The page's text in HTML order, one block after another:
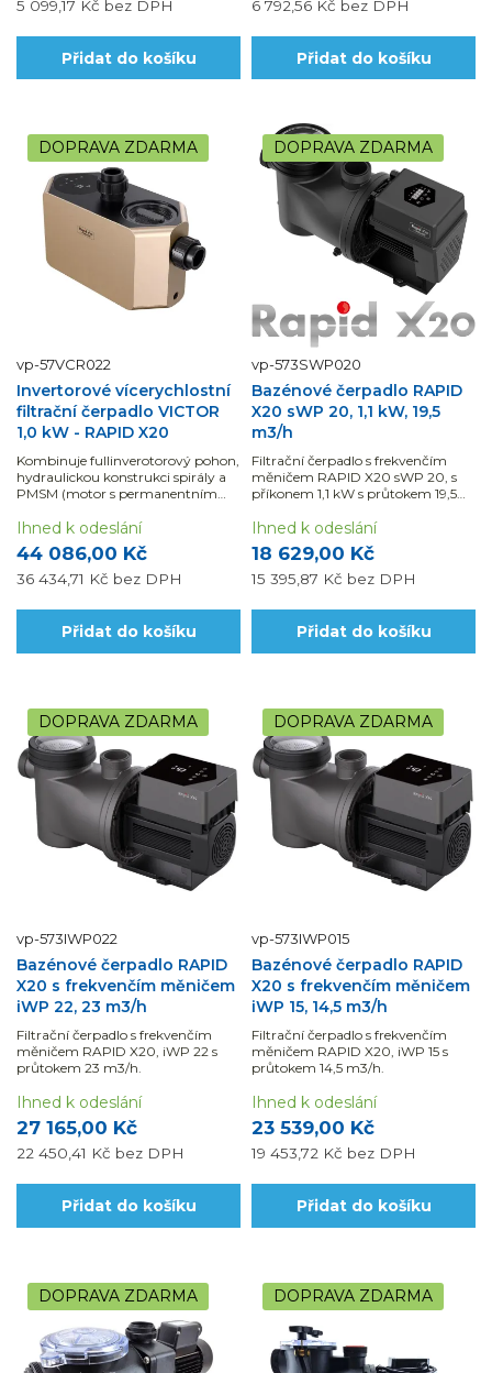
5 099,17 Kč bez DPH
Přidat do košíku
6 792,56 Kč bez DPH
Přidat do košíku
DOPRAVA ZDARMA
vp-57VCR022
Invertorové vícerychlostní
filtrační čerpadlo VICTOR
1,0 kW - RAPID X20
Kombinuje fullinverotorový pohon,
hydraulickou konstrukci spirály a
PMSM (motor s permanentním
výpočtům za vteřinu a přesnosti
motoru vytváří InverSilence
energeticky velmi...
44 086,00 Kč
36 434,71 Kč bez DPH
Ihned k odeslání
Přidat do košíku
DOPRAVA ZDARMA
vp-573SWP020
Bazénové čerpadlo RAPID
X20 sWP 20, 1,1 kW, 19,5
m3/h
Filtrační čerpadlo s frekvenčím
měničem RAPID X20 sWP 20, s
příkonem 1,1 kW s průtokem 19,5
18 629,00 Kč
15 395,87 Kč bez DPH
Ihned k odeslání
Přidat do košíku
DOPRAVA ZDARMA
vp-573IWP022
Bazénové čerpadlo RAPID
X20 s frekvenčím měničem
iWP 22, 23 m3/h
Filtrační čerpadlo s frekvenčím
měničem RAPID X20, iWP 22 s
průtokem 23 m3/h.
27 165,00 Kč
22 450,41 Kč bez DPH
Ihned k odeslání
Přidat do košíku
DOPRAVA ZDARMA
vp-573IWP015
Bazénové čerpadlo RAPID
X20 s frekvenčím měničem
iWP 15, 14,5 m3/h
Filtrační čerpadlo s frekvenčím
měničem RAPID X20, iWP 15 s
průtokem 14,5 m3/h.
23 539,00 Kč
19 453,72 Kč bez DPH
Ihned k odeslání
Přidat do košíku
DOPRAVA ZDARMA DOPRAVA ZDARMA